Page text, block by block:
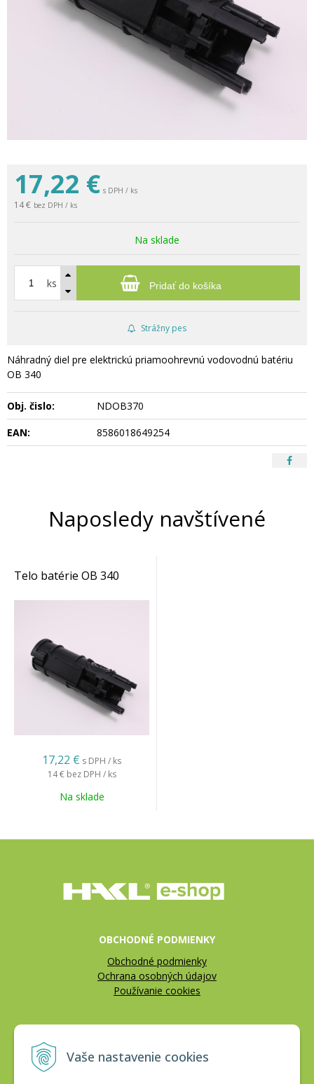
Vaše nastavenie cookies
17,22 € s DPH / ks
14 € bez DPH / ks
Na sklade
ks Pridať do košíka
Strážny pes
Náhradný diel pre elektrickú priamoohrevnú vodovodnú batériu
OB 340
Obj. čislo:
NDOB370
EAN:
8586018649254
Naposledy navštívené
Telo batérie OB 340
17,22 € s DPH / ks
14 € bez DPH / ks
Na sklade
OBCHODNÉ PODMIENKY
Obchodné podmienky
Ochrana osobných údajov
Používanie cookies
Reklamačný poriadok